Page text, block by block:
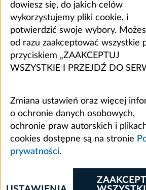
dowiesz się, do jakich celów
wykorzystujemy pliki cookie, i
potwierdzić swoje wybory.
od razu zaakceptować wszystkie
przyciskiem „ZAAKCEPTUJ
WSZYSTKIE I PRZEJDŹ DO
Zmiana ustawień oraz więcej
o ochronie danych osobowych,
ochronie praw autorskich i
cookies dostępne są na stronie
prywatności.